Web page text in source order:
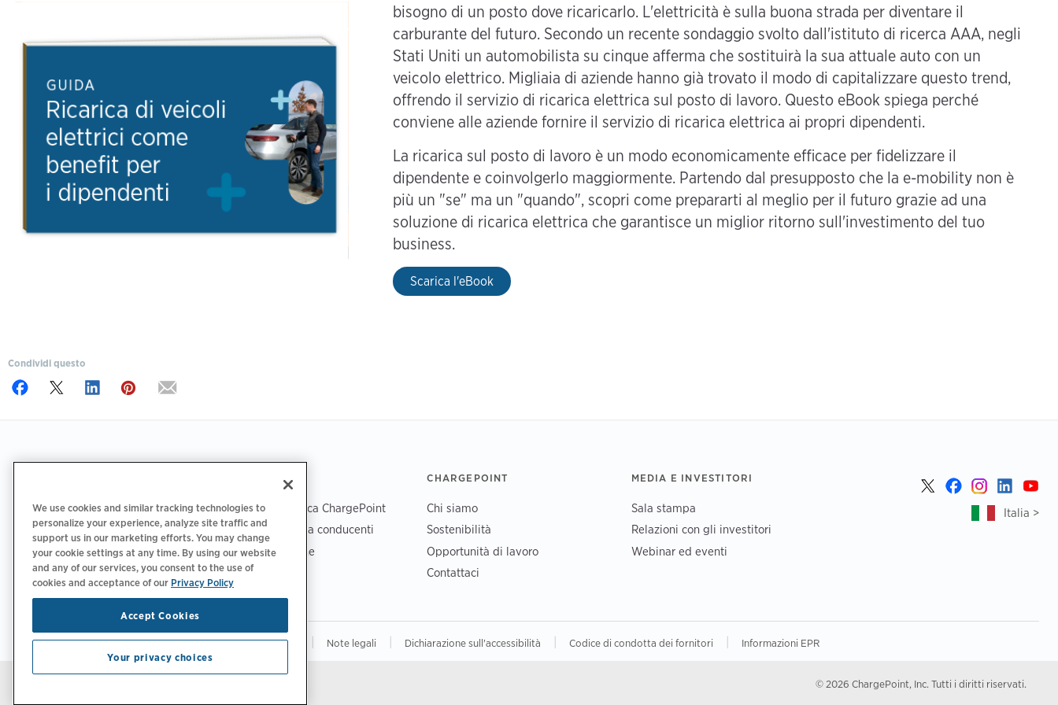
bisogno di un posto dove ricaricarlo. L'elettricità è sulla buona strada per diventare il
carburante del futuro. Secondo un recente sondaggio svolto dall'istituto di ricerca AAA, negli
Stati Uniti un automobilista su cinque afferma che sostituirà la sua attuale auto con un
veicolo elettrico. Migliaia di aziende hanno già trovato il modo di capitalizzare questo trend,
offrendo il servizio di ricarica elettrica sul posto di lavoro. Questo eBook spiega perché
conviene alle aziende fornire il servizio di ricarica elettrica ai propri dipendenti.
La ricarica sul posto di lavoro è un modo economicamente efficace per fidelizzare il
dipendente e coinvolgerlo maggiormente. Partendo dal presupposto che la e-mobility non è
più un "se" ma un "quando", scopri come prepararti al meglio per il futuro grazie ad una
soluzione di ricarica elettrica che garantisce un miglior ritorno sull'investimento del tuo
business.
Scarica l'eBook
Condividi questo
ASSISTENZA
Assistenza tecnica ChargePoint
Centro assistenza conducenti
Centro protezione
CHARGEPOINT
Chi siamo
Sostenibilità
Opportunità di lavoro
Contattaci
MEDIA E INVESTITORI
Sala stampa
Relazioni con gli investitori
Webinar ed eventi
Italia >
Informativa sulla privacy | Le tue scelte sulla privacy Note legali Dichiarazione sull'accessibilità Codice di condotta dei fornitori Informazioni EPR
© 2026 ChargePoint, Inc. Tutti i diritti riservati.
We use cookies and similar tracking technologies to
personalize your experience, analyze site traffic and
support us in our marketing efforts. You may change
your cookie settings at any time. By using our website
and any of our services, you consent to the use of
cookies and acceptance of our Privacy Policy
Accept Cookies
Your privacy choices